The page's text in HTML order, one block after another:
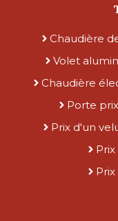
Chaudière
Volet
Chaudière
Porte prix
Prix d'un